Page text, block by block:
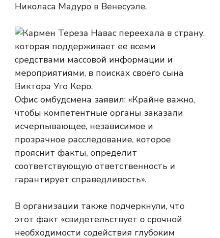
Николаса Мадуро в Венесуэле.
Офис омбудсмена заявил: «Крайне важно,
чтобы компетентные органы заказали
исчерпывающее, независимое и
прозрачное расследование, которое
прояснит факты, определит
соответствующую ответственность и
гарантирует справедливость».
В организации также подчеркнули, что
этот факт «свидетельствует о срочной
необходимости содействия глубоким